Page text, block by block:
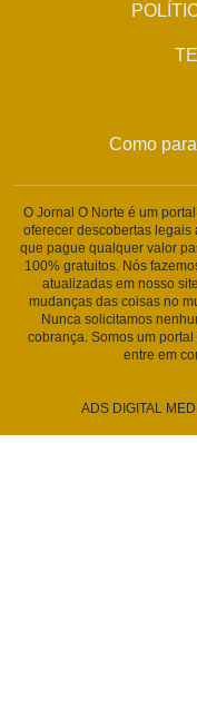
Como
O Jornal O Norte é um
oferecer descobertas legais
que pague qualquer valor
100% gratuitos. Nós
atualizadas em nosso
mudanças das coisas no
Nunca solicitamos
cobrança. Somos um
entre em
ADS DIGITAL